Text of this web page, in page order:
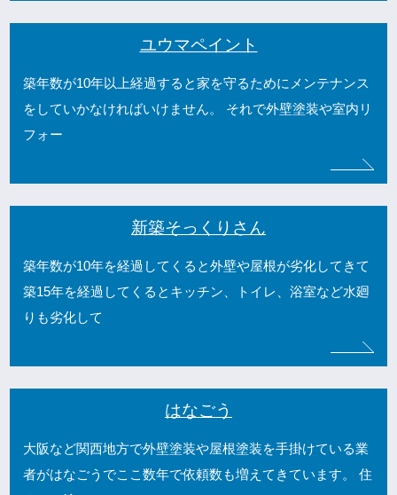
ユウマペイント
築年数が10年以上経過すると家を守るためにメンテナンス
をしていかなければいけません。 それで外壁塗装や室内リ
フォー
新築そっくりさん
築年数が10年を経過してくると外壁や屋根が劣化してきて
築15年を経過してくるとキッチン、トイレ、浴室など水廻
りも劣化して
はなごう
大阪など関西地方で外壁塗装や屋根塗装を手掛けている業
者がはなごうでここ数年で依頼数も増えてきています。 住